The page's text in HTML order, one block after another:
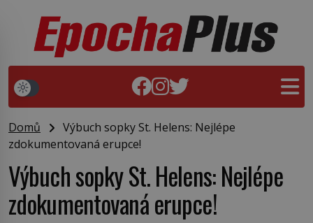
Domů
Výbuch sopky St. Helens: Nejlépe
zdokumentovaná erupce!
Výbuch sopky St. Helens: Nejlépe
zdokumentovaná erupce!